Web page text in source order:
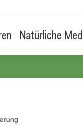
Natürliche